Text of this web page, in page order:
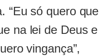
“Eu só quero que
na lei de Deus e
vingança”,